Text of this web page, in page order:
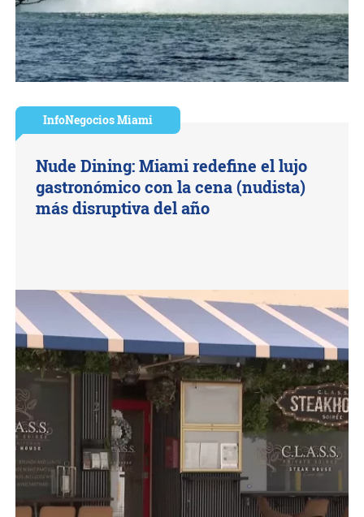
InfoNegocios Miami
Nude Dining: Miami redefine el lujo
gastronómico con la cena (nudista)
más disruptiva del año